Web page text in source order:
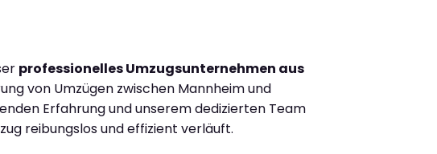
professionelles Umzugsunternehmen aus
von Umzügen zwischen Mannheim und
Erfahrung und unserem dedizierten Team
reibungslos und effizient verläuft.